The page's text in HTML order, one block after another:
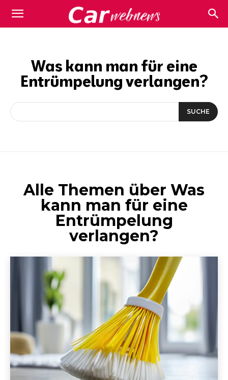
Carwebnews.com
Was kann man für eine
Entrümpelung verlangen?
SUCHE
Alle Themen über Was
kann man für eine
Entrümpelung
verlangen?